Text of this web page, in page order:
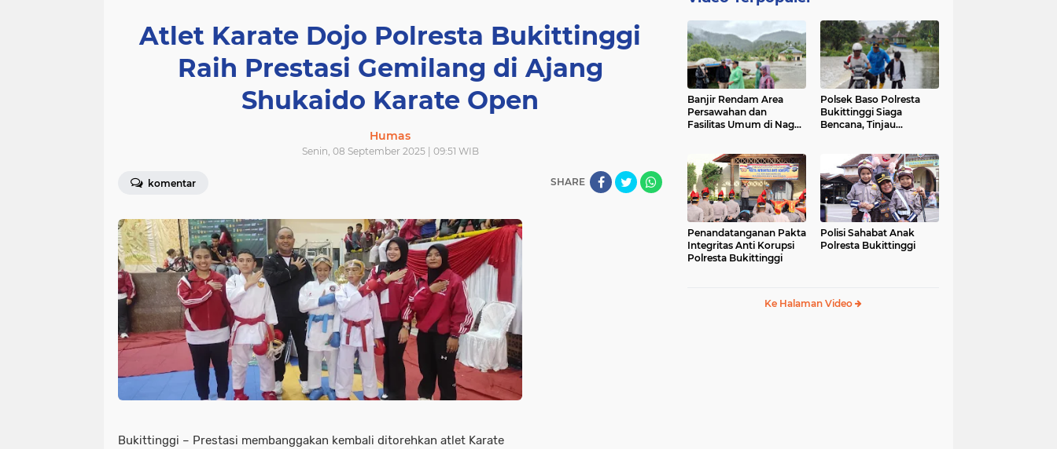
Atlet Karate Dojo Polresta Bukittinggi
Raih Prestasi Gemilang di Ajang
Shukaido Karate Open
Humas
Senin, 08 September 2025 | 09:51 WIB
komentar SHARE
Bukittinggi – Prestasi membanggakan kembali ditorehkan atlet Karate
Banjir Rendam Area
Persawahan dan
Fasilitas Umum di Nagari
Polsek Baso Polresta
Bukittinggi Siaga
Bencana, Tinjau
Penandatanganan Pakta
Integritas Anti Korupsi
Polresta Bukittinggi
Polisi Sahabat Anak
Polresta Bukittinggi
Ke Halaman Video